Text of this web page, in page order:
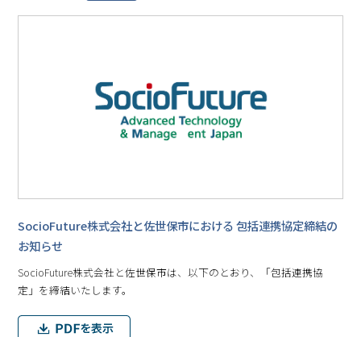
SocioFuture株式会社と佐世保市における 包括連携協定締結の
お知らせ
SocioFuture株式会社と佐世保市は、以下のとおり、「包括連携協
定」を締結いたします。